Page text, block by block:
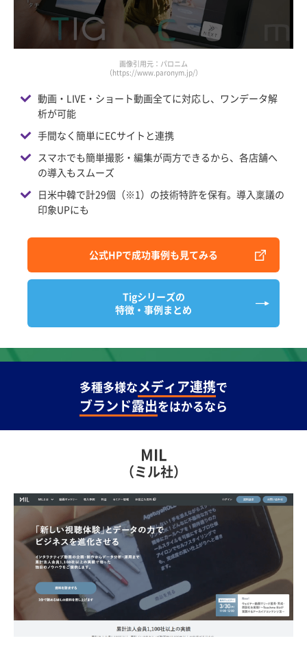
画像引用元：パロニム
（https://www.paronym.jp/）
動画・LIVE・ショート動画全てに対応し、ワンデータ解
析が可能
手間なく簡単にECサイトと連携
スマホでも簡単撮影・編集が両方できるから、各店舗へ
の導入もスムーズ
日米中韓で計29個（※1）の技術特許を保有。導入稟議の
印象UPにも
公式HPで成功事例も見てみる
Tigシリーズの
特徴・事例まとめ
多種多様なメディア連携で
ブランド露出をはかるなら
MIL
（ミル社）